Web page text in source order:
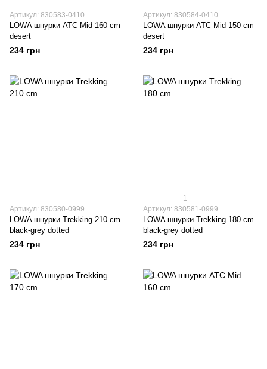
Артикул: 830583-0410
LOWA шнурки ATC Mid 160 cm
desert
234 грн
Артикул: 830584-0410
LOWA шнурки ATC Mid 150 cm
desert
234 грн
Артикул: 830580-0999
LOWA шнурки Trekking 210 cm
black-grey dotted
234 грн
1
Артикул: 830581-0999
LOWA шнурки Trekking 180 cm
black-grey dotted
234 грн